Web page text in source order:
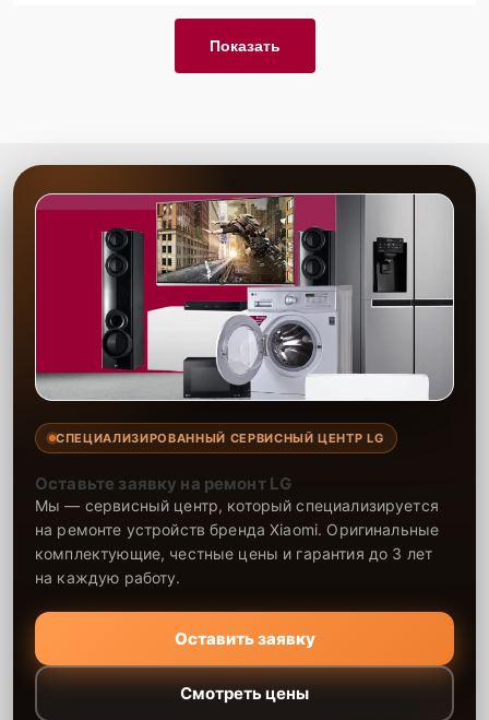
Показать
СПЕЦИАЛИЗИРОВАННЫЙ СЕРВИСНЫЙ ЦЕНТР LG
Оставьте заявку на ремонт LG
Мы — сервисный центр, который специализируется
на ремонте устройств бренда Xiaomi. Оригинальные
комплектующие, честные цены и гарантия до 3 лет
на каждую работу.
Оставить заявку
Смотреть цены